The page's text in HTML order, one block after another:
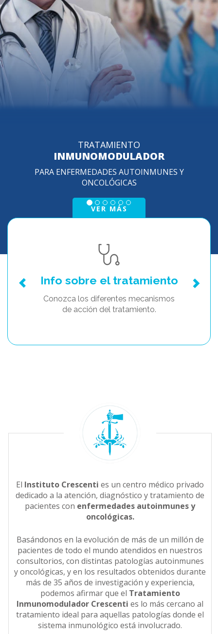
Info sobre el tratamiento
Conozca los diferentes mecanismos
de acción del tratamiento.
El Instituto Crescenti es un centro médico privado
dedicado a la atención, diagnóstico y tratamiento de
pacientes con enfermedades autoinmunes y
oncológicas.
Basándonos en la evolución de más de un millón de
pacientes de todo el mundo atendidos en nuestros
consultorios, con distintas patologías autoinmunes
y oncológicas, y en los resultados obtenidos durante
más de 35 años de investigación y experiencia,
podemos afirmar que el Tratamiento
Inmunomodulador Crescenti es lo más cercano al
tratamiento ideal para aquellas patologías donde el
sistema inmunológico está involucrado.